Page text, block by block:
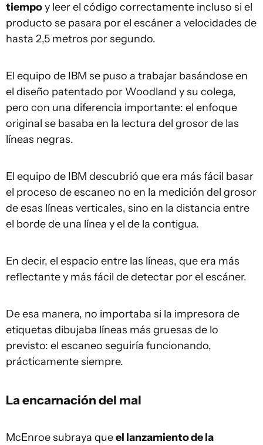
tiempoy leer el código correctamente incluso si el
producto se pasara por el escáner a velocidades de
hasta 2,5 metros por segundo.
El equipo de IBM se puso a trabajar basándose en
el diseño patentado por Woodland y su colega,
pero con una diferencia importante: el enfoque
original se basaba en la lectura del grosor de las
líneas negras.
El equipo de IBM descubrió que era más fácil basar
el proceso de escaneo no en la medición del grosor
de esas líneas verticales, sino en la distancia entre
el borde de una línea y el de la contigua.
En decir, el espacio entre las líneas, que era más
reflectante y más fácil de detectar por el escáner.
De esa manera, no importaba si la impresora de
etiquetas dibujaba líneas más gruesas de lo
previsto: el escaneo seguiría funcionando,
prácticamente siempre.
La encarnación del mal
McEnroe subraya queel lanzamiento de la